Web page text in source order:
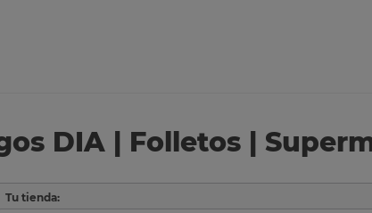
DIA | Folletos |
Tu tienda: